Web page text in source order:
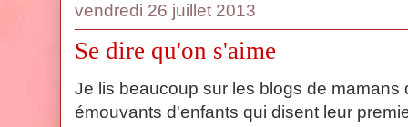
vendredi 26 juillet 2013
Se dire qu'on s'aime
Je lis beaucoup sur les blogs de mamans
émouvants d'enfants qui disent leur